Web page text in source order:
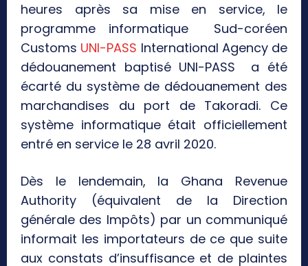
heures après sa mise en service, le
programme informatique Sud-coréen
Customs UNI-PASS International Agency de
dédouanement baptisé UNI-PASS a été
écarté du système de dédouanement des
marchandises du port de Takoradi. Ce
système informatique était officiellement
entré en service le 28 avril 2020.
Dès le lendemain, la Ghana Revenue
Authority (équivalent de la Direction
générale des Impôts) par un communiqué
informait les importateurs de ce que suite
aux constats d’insuffisance et de plaintes